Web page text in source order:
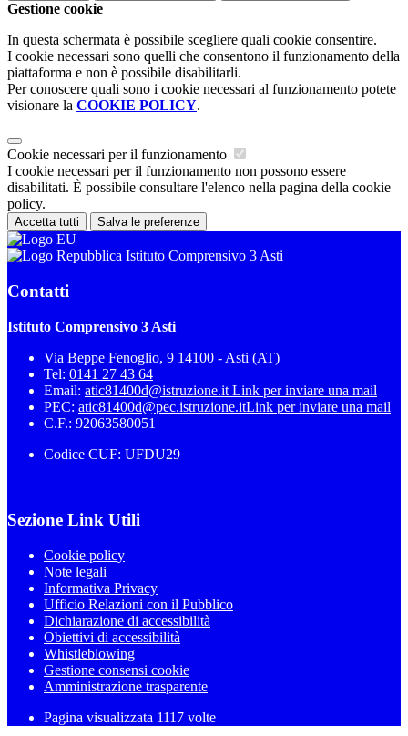
Gestione cookie
In questa schermata è possibile scegliere quali cookie consentire.
I cookie necessari sono quelli che consentono il funzionamento della
piattaforma e non è possibile disabilitarli.
Per conoscere quali sono i cookie necessari al funzionamento potete
visionare la COOKIE POLICY.
Cookie necessari per il funzionamento
I cookie necessari per il funzionamento non possono essere
disabilitati. È possibile consultare l'elenco nella pagina della cookie
policy.
Accetta tutti Salva le preferenze
Istituto Comprensivo 3 Asti
Contatti
Istituto Comprensivo 3 Asti
Via Beppe Fenoglio, 9 14100 - Asti (AT)
Tel: 0141 27 43 64
Email: atic81400d@istruzione.it Link per inviare una mail
PEC: atic81400d@pec.istruzione.itLink per inviare una mail
C.F.: 92063580051
Codice CUF: UFDU29
Sezione Link Utili
Cookie policy
Note legali
Informativa Privacy
Ufficio Relazioni con il Pubblico
Dichiarazione di accessibilità
Obiettivi di accessibilità
Whistleblowing
Gestione consensi cookie
Amministrazione trasparente
Pagina visualizzata 1117 volte